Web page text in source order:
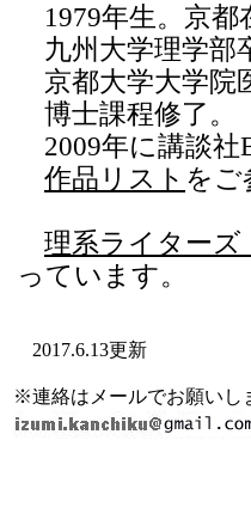
1979年生。京都
九州大学理学部
京都大学大学院
博士課程修了。
2009年に講談社
作品リスト をご
理系ライター
っています。
2017.6.13更新
※連絡はメールでお願いし